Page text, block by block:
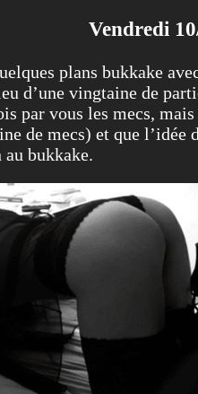
Vendredi
plans bukkake
d’une vingtaine de
par vous les mecs,
de mecs) et que
bukkake.